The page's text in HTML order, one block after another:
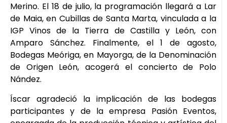
Merino. El 18 de julio, la programación llegará a Lar
de Maia, en Cubillas de Santa Marta, vinculada a la
IGP Vinos de la Tierra de Castilla y León, con
Amparo Sánchez. Finalmente, el 1 de agosto,
Bodegas Meóriga, en Mayorga, de la Denominación
de Origen León, acogerá el concierto de Polo
Nández.
Íscar agradeció la implicación de las bodegas
participantes y de la empresa Pasión Eventos,